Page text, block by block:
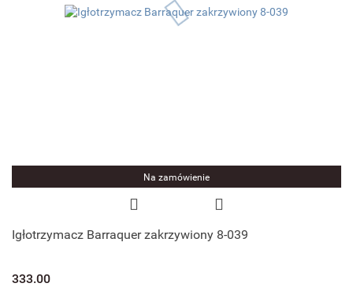
Na zamówienie
Igłotrzymacz Barraquer zakrzywiony 8-039
333.00